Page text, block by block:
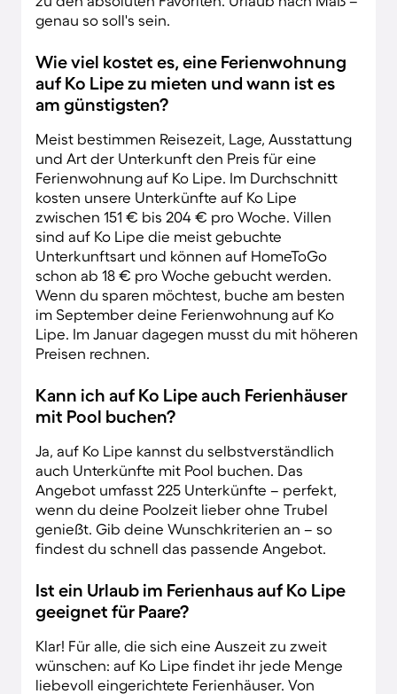
genau so soll's sein.
Wie viel kostet es, eine Ferienwohnung
auf Ko Lipe zu mieten und wann ist es
am günstigsten?
Meist bestimmen Reisezeit, Lage, Ausstattung
und Art der Unterkunft den Preis für eine
Ferienwohnung auf Ko Lipe. Im Durchschnitt
kosten unsere Unterkünfte auf Ko Lipe
zwischen 151 € bis 204 € pro Woche. Villen
sind auf Ko Lipe die meist gebuchte
Unterkunftsart und können auf HomeToGo
schon ab 18 € pro Woche gebucht werden.
Wenn du sparen möchtest, buche am besten
im September deine Ferienwohnung auf Ko
Lipe. Im Januar dagegen musst du mit höheren
Preisen rechnen.
Kann ich auf Ko Lipe auch Ferienhäuser
mit Pool buchen?
Ja, auf Ko Lipe kannst du selbstverständlich
auch Unterkünfte mit Pool buchen. Das
Angebot umfasst 225 Unterkünfte – perfekt,
wenn du deine Poolzeit lieber ohne Trubel
genießt. Gib deine Wunschkriterien an – so
findest du schnell das passende Angebot.
Ist ein Urlaub im Ferienhaus auf Ko Lipe
geeignet für Paare?
Klar! Für alle, die sich eine Auszeit zu zweit
wünschen: auf Ko Lipe findet ihr jede Menge
liebevoll eingerichtete Ferienhäuser. Von